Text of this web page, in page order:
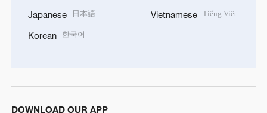
Japanese 日本語
Korean 한국어
Vietnamese Tiếng Việt
DOWNLOAD OUR APP